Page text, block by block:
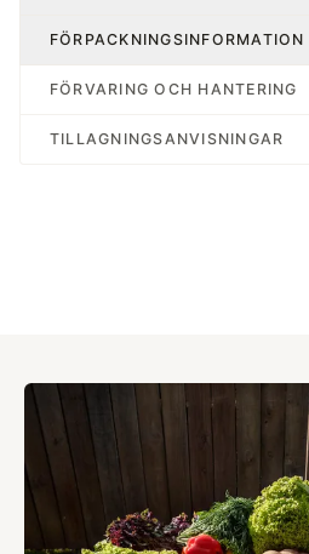
FÖRPACKNINGSINFORMATION
FÖRVARING OCH HANTERING
TILLAGNINGSANVISNINGAR